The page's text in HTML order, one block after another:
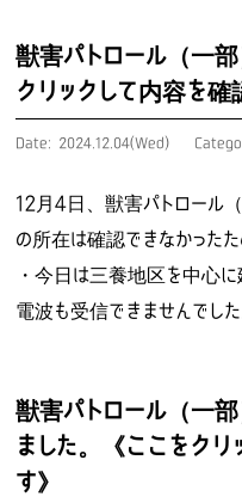
獣害パトロール（一
クリックして内容を確
Date: 2024.12.04(Wed)
12月4日、獣害パトロール
の所在は確認できなかった
・今日は三養地区を中心に
電波も受信できませんで
獣害パトロール（一
ました。《ここをク
す》